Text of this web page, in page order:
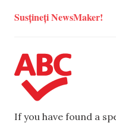
Susțineți NewsMaker!
If you have found a